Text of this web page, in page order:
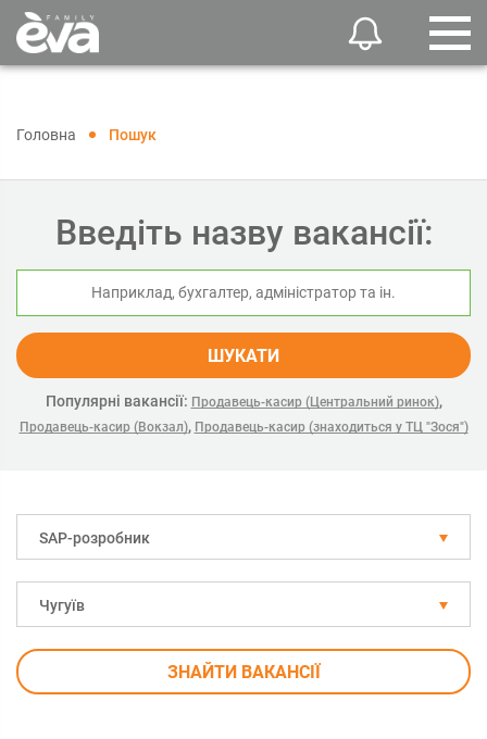
Головна Пошук
Введіть назву вакансії:
ШУКАТИ
Популярні вакансії: Продавець-касир (Центральний ринок),
Продавець-касир (Вокзал), Продавець-касир (знаходиться у ТЦ "Зося")
SAP-розробник
Чугуїв
ЗНАЙТИ ВАКАНСІЇ